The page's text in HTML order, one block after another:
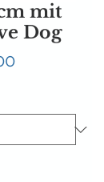
mit
Dog
Preis